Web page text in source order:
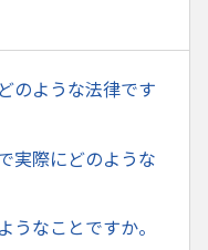
のような法律です
実際にどのような
うなことですか。